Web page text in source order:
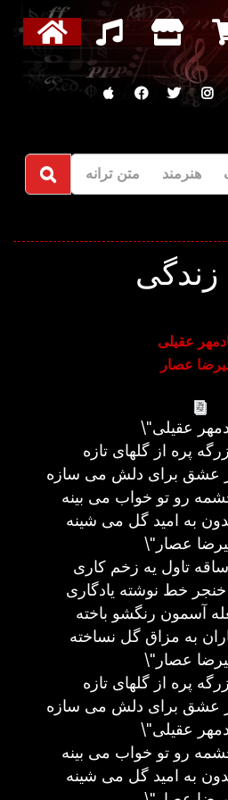
هنرمند متن ترانه
زندگی
عقیلی
عصار
پره از گلهای تازه
عشق برای دلش می سازه
رو تو خواب می بینه
به امید گل می شینه
تاول یه زخم کاری
خط نوشته یادگاری
آسمون رنگشو باخته
به مزاق گل نساخته
پره از گلهای تازه
عشق برای دلش می سازه
رو تو خواب می بینه
به امید گل می شینه